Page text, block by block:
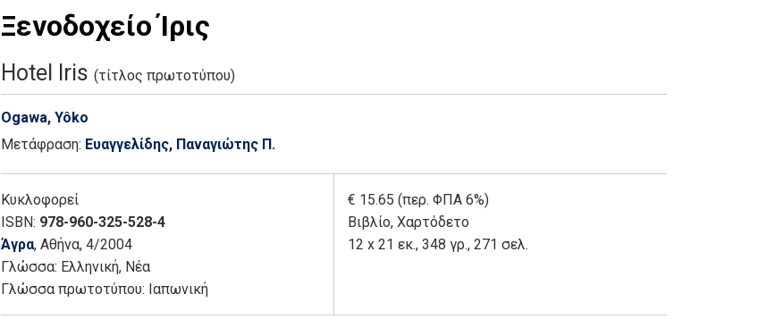
Ξενοδοχείο Ίρις
Hotel Iris (τίτλος πρωτοτύπου)
Ogawa, Yôko
Μετάφραση: Ευαγγελίδης, Παναγιώτης Π.
Κυκλοφορεί
ISBN: 978-960-325-528-4
Άγρα, Αθήνα, 4/2004
Γλώσσα: Ελληνική, Νέα
Γλώσσα πρωτοτύπου: Ιαπωνική
€ 15.65 (περ. ΦΠΑ 6%)
Βιβλίο, Χαρτόδετο
12 x 21 εκ., 348 γρ., 271 σελ.